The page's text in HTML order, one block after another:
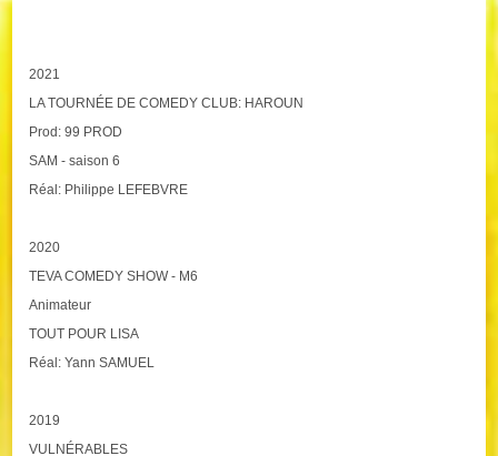
2021
LA TOURNÉE DE COMEDY CLUB: HAROUN
Prod: 99 PROD
SAM - saison 6
Réal: Philippe LEFEBVRE
2020
TEVA COMEDY SHOW - M6
Animateur
TOUT POUR LISA
Réal: Yann SAMUEL
2019
VULNÉRABLES